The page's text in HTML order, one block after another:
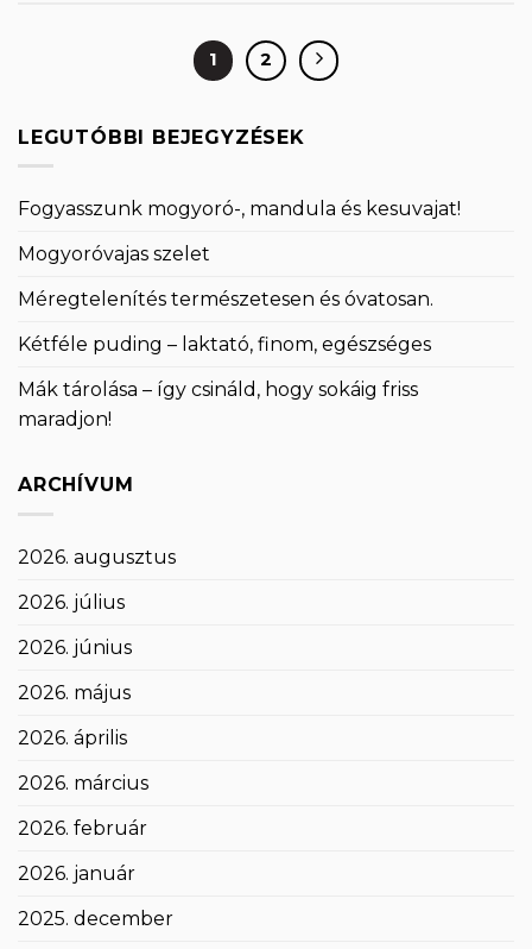
1 2
LEGUTÓBBI BEJEGYZÉSEK
Fogyasszunk mogyoró-, mandula és kesuvajat!
Mogyoróvajas szelet
Méregtelenítés természetesen és óvatosan.
Kétféle puding – laktató, finom, egészséges
Mák tárolása – így csináld, hogy sokáig friss
maradjon!
ARCHÍVUM
2026. augusztus
2026. július
2026. június
2026. május
2026. április
2026. március
2026. február
2026. január
2025. december